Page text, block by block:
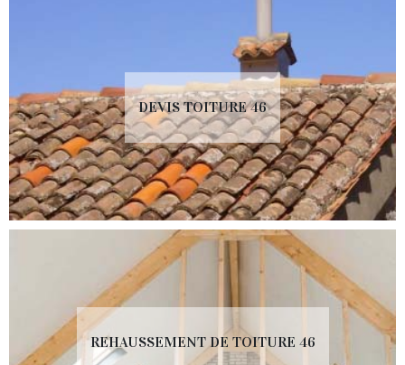
DEVIS TOITURE 46
REHAUSSEMENT DE TOITURE 46